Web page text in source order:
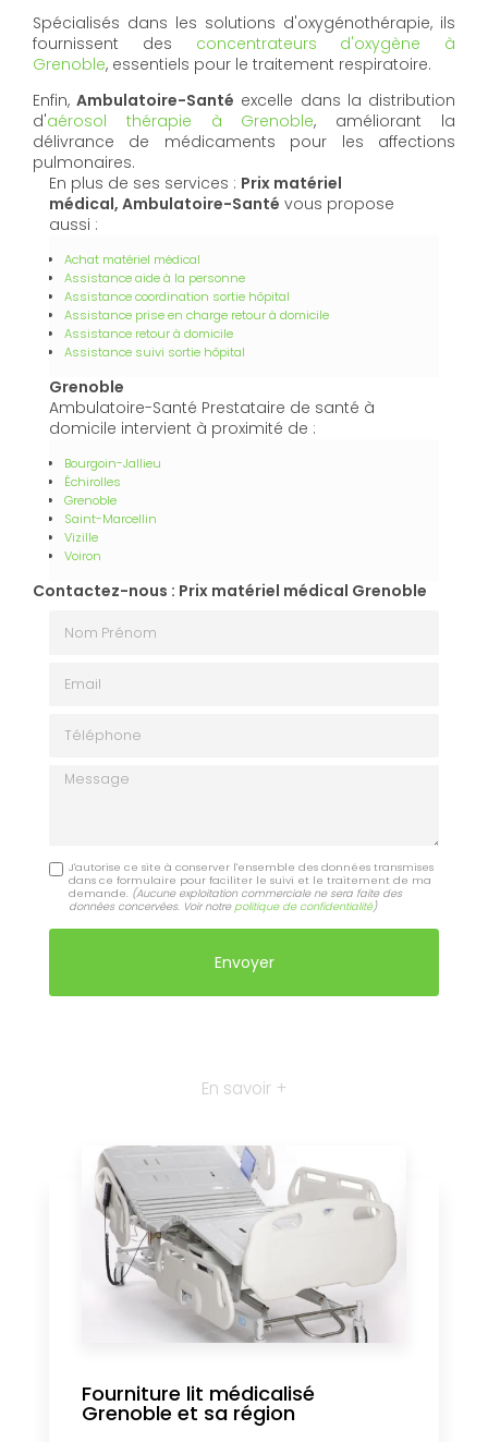
Spécialisés dans les solutions d'oxygénothérapie, ils
fournissent des concentrateurs d'oxygène à
Grenoble, essentiels pour le traitement respiratoire.
Enfin,Ambulatoire-Santé excelle dans la distribution
d'aérosol thérapie à Grenoble, améliorant la
délivrance de médicaments pour les affections
pulmonaires.
En plus de ses services : Prix matériel
médical, Ambulatoire-Santé vous propose
aussi :
Achat matériel médical
Assistance aide à la personne
Assistance coordination sortie hôpital
Assistance prise en charge retour à domicile
Assistance retour à domicile
Assistance suivi sortie hôpital
Grenoble
Ambulatoire-Santé Prestataire de santé à
domicile intervient à proximité de :
Bourgoin-Jallieu
Échirolles
Grenoble
Saint-Marcellin
Vizille
Voiron
Contactez-nous : Prix matériel médical Grenoble
Message
J'autorise ce site à conserver l'ensemble des données transmises
dans ce formulaire pour faciliter le suivi et le traitement de ma
demande. (Aucune exploitation commerciale ne sera faite des
données concervées. Voir notre politique de confidentialité)
En savoir +
Fourniture lit médicalisé
Grenoble et sa région